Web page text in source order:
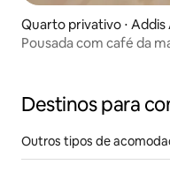
Quarto privativo ⋅ Addis
Pousada com café da
Destinos para
Outros tipos de